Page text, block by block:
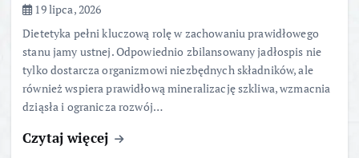
19 lipca, 2026
Dietetyka pełni kluczową rolę w zachowaniu prawidłowego
stanu jamy ustnej. Odpowiednio zbilansowany jadłospis nie
tylko dostarcza organizmowi niezbędnych składników, ale
również wspiera prawidłową mineralizację szkliwa, wzmacnia
dziąsła i ogranicza rozwój…
Czytaj więcej